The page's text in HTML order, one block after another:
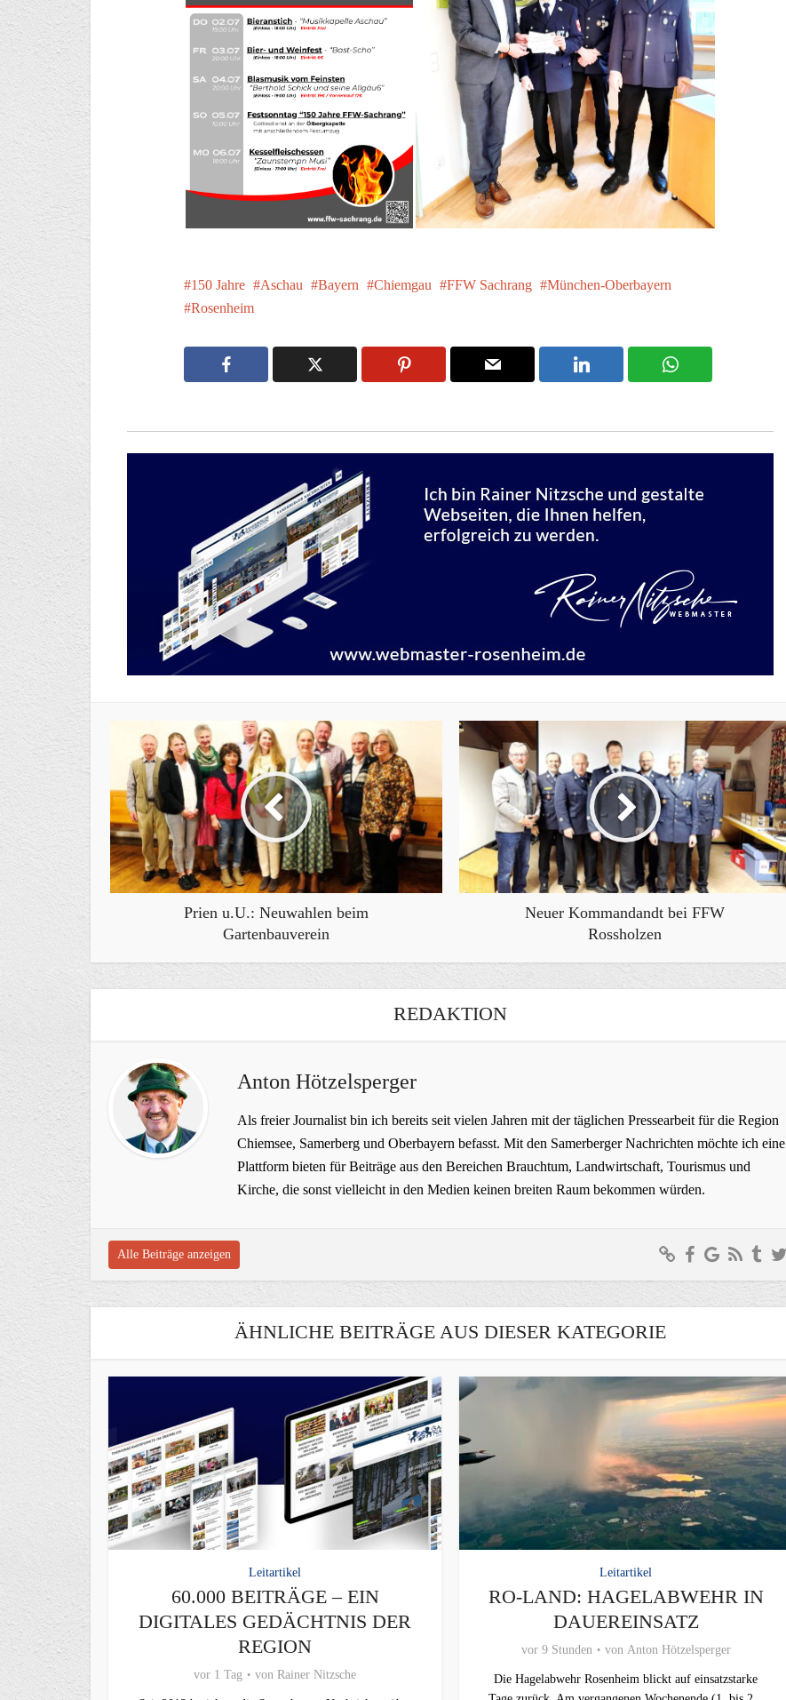
150 Jahre Aschau Bayern Chiemgau FFW Sachrang
München-Oberbayern
Rosenheim
Prien u.U.: Neuwahlen beim
Gartenbauverein
Neuer Kommandandt bei FFW
Rossholzen
REDAKTION
Anton Hötzelsperger
Als freier Journalist bin ich bereits seit vielen Jahren mit der täglichen Pressearbeit für die Region
Chiemsee, Samerberg und Oberbayern befasst. Mit den Samerberger Nachrichten möchte ich eine
Plattform bieten für Beiträge aus den Bereichen Brauchtum, Landwirtschaft, Tourismus und
Kirche, die sonst vielleicht in den Medien keinen breiten Raum bekommen würden.
Alle Beiträge anzeigen
ÄHNLICHE BEITRÄGE AUS DIESER KATEGORIE
Leitartikel
60.000 BEITRÄGE – EIN
DIGITALES GEDÄCHTNIS DER
REGION
vor 1 Tag von Rainer Nitzsche
Leitartikel
RO-LAND: HAGELABWEHR IN
DAUEREINSATZ
vor 9 Stunden von Anton Hötzelsperger
Die Hagelabwehr Rosenheim blickt auf einsatzstarke